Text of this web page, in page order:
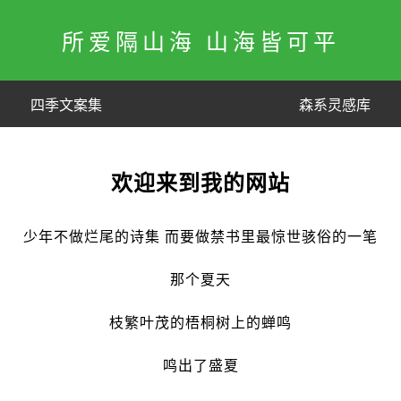
所爱隔山海 山海皆可平
四季文案集 森系灵感库
欢迎来到我的网站
少年不做烂尾的诗集 而要做禁书里最惊世骇俗的一笔
那个夏天
枝繁叶茂的梧桐树上的蝉鸣
鸣出了盛夏